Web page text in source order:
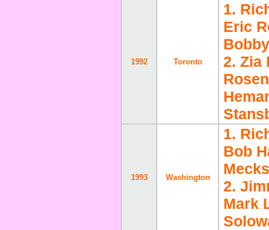
1992 Toronto
1.
Eric
2. Zia
1993 Washington
1.
Bob
2.
Mark